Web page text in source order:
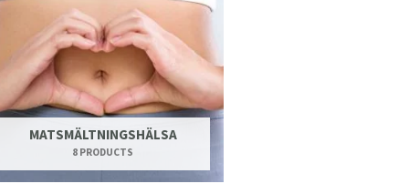
MATSMÄLTNINGSHÄLSA
8 PRODUCTS